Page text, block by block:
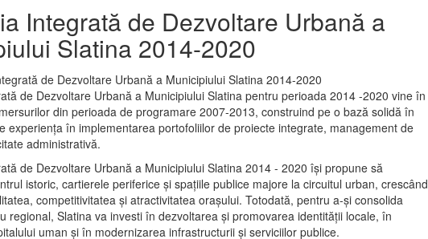
Integrată de Dezvoltare Urbană a
Slatina 2014-2020
de Dezvoltare Urbană a Municipiului Slatina pentru perioada 2014 -2020 vine în
din perioada de programare 2007-2013, construind pe o bază solidă în
experienţa în implementarea portofoliilor de proiecte integrate, management de
administrativă.
de Dezvoltare Urbană a Municipiului Slatina 2014 - 2020 își propune să
istoric, cartierele periferice şi spaţiile publice majore la circuitul urban, crescând
competitivitatea şi atractivitatea oraşului. Totodată, pentru a-şi consolida
regional, Slatina va investi în dezvoltarea şi promovarea identităţii locale, în
uman şi în modernizarea infrastructurii şi serviciilor publice.